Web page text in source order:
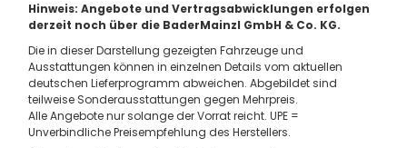
Hinweis: Angebote und Vertragsabwicklungen erfolgen
derzeit noch über die BaderMainzl GmbH & Co. KG.
Die in dieser Darstellung gezeigten Fahrzeuge und
Ausstattungen können in einzelnen Details vom aktuellen
deutschen Lieferprogramm abweichen. Abgebildet sind
teilweise Sonderausstattungen gegen Mehrpreis.
Alle Angebote nur solange der Vorrat reicht. UPE =
Unverbindliche Preisempfehlung des Herstellers.